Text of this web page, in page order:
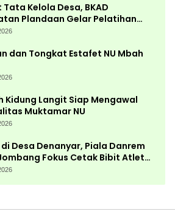
Tata Kelola Desa, BKAD
Plandaan Gelar Pelatihan
Pemdes
dan Tongkat Estafet NU Mbah
Kidung Langit Siap Mengawal
Muktamar NU
Desa Denanyar, Piala Danrem
Fokus Cetak Bibit Atlet
Berprestasi